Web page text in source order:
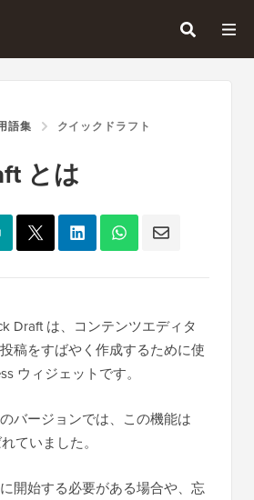
語集 クイックドラフト
とは
Draft は、コンテンツエディタ
稿をすばやく作成するために使
ウィジェットです。
バージョンでは、この機能は
ていました。
開始する必要がある場合や、忘